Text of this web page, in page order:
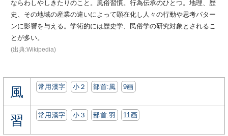
ならわしやしきたりのこと。風俗習慣。行為伝承のひとつ。地理、歴
史、その地域の産業の違いによって顕在化し人々の行動や思考パター
ンに影響を与える。学術的には歴史学、民俗学の研究対象とされるこ
とが多い。
(出典:Wikipedia)
風 常用漢字 小２ 部首:⾵ 9画
習 常用漢字 小３ 部首:⽻ 11画